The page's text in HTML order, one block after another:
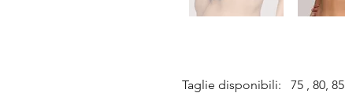
Taglie disponibili: 75 , 80, 85